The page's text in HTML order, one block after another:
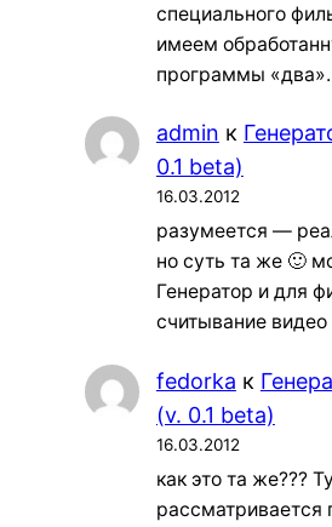
специального
имеем
программы
admin к
0.1 beta)
16.03.2012
разумеется —
но суть та же 🙂
Генератор и для
считывание
fedorka к
(v. 0.1 beta)
16.03.2012
как это та же???
рассматривается